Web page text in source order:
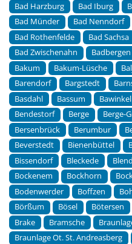
Bad Harzburg
Bad Iburg
Bad Münder
Bad Nenndorf
Bad Rothenfelde
Bad Sachsa
Bad Zwischenahn
Badbergen
Bakum
Bakum-Lüsche
Barendorf
Bargstedt
Basdahl
Bassum Bawinkel
Bendestorf
Berge Berge-
Bersenbrück
Berumbur
Beverstedt
Bienenbüttel
Bissendorf
Bleckede
Bockenem
Bockhorn
Bodenwerder
Boffzen
Börßum
Bösel Bötersen
Brake
Bramsche
Braunlage Ot. St. Andreasberg